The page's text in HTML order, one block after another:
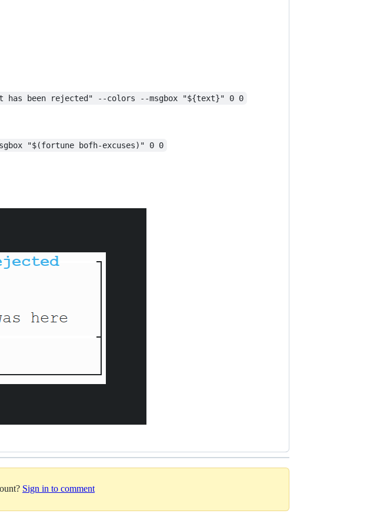
been rejected" --colors --msgbox "${text}" 0 0
"$(fortune bofh-excuses)" 0 0
Sign in to comment